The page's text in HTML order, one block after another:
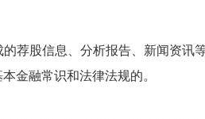
荐股信息、分析报告、新闻资讯
金融常识和法律法规的。